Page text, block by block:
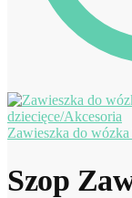
Zawieszka do wózka
Szop